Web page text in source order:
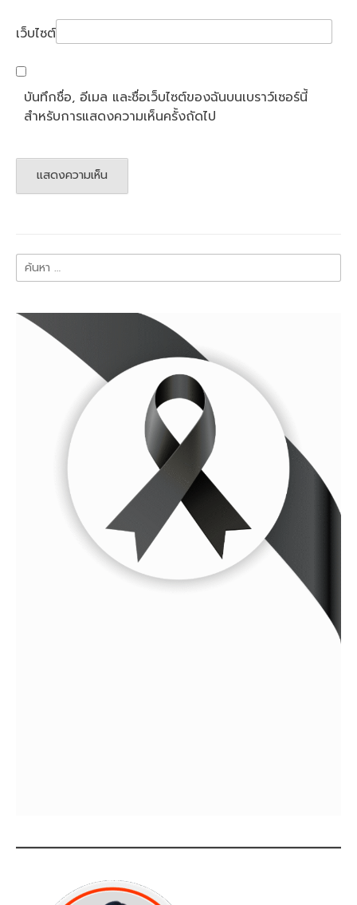
เว็บไซต์
บันทึกชื่อ, อีเมล และชื่อเว็บไซต์ของฉันบนเบราว์เซอร์นี้
สำหรับการแสดงความเห็นครั้งถัดไป
ค้นหา
สำหรับ: